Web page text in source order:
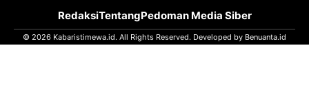
RedaksiTentangPedoman Media Siber
© 2026 Kabaristimewa.id. All Rights Reserved. Developed by Benuanta.id